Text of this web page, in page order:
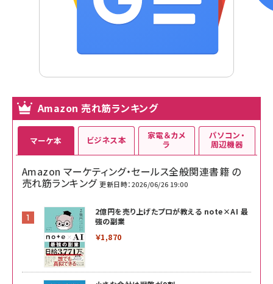
Amazon 売れ筋ランキング
マーケ本
Amazon マーケティング・セールス全般関連書籍 の
売れ筋ランキング 更新日時：2026/06/26 19:00
2億円を売り上げたプロが教える note×AI 最
強の副業
￥1,870
ビジネス本 家電＆カメ
ラ
パソコン・
周辺機器